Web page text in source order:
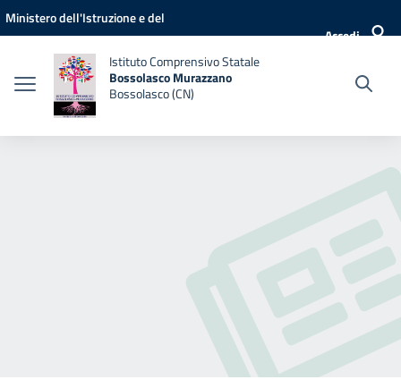
Vai ai contenuti
Vai al menu di navigazione
Vai al footer
Ministero dell'Istruzione e del
Accedi
Istituto Comprensivo Statale
Bossolasco Murazzano
Bossolasco (CN)